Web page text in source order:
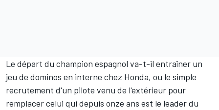
Le départ du champion espagnol va-t-il entraîner un
jeu de dominos en interne chez Honda, ou le simple
recrutement d'un pilote venu de l'extérieur pour
remplacer celui qui depuis onze ans est le leader du